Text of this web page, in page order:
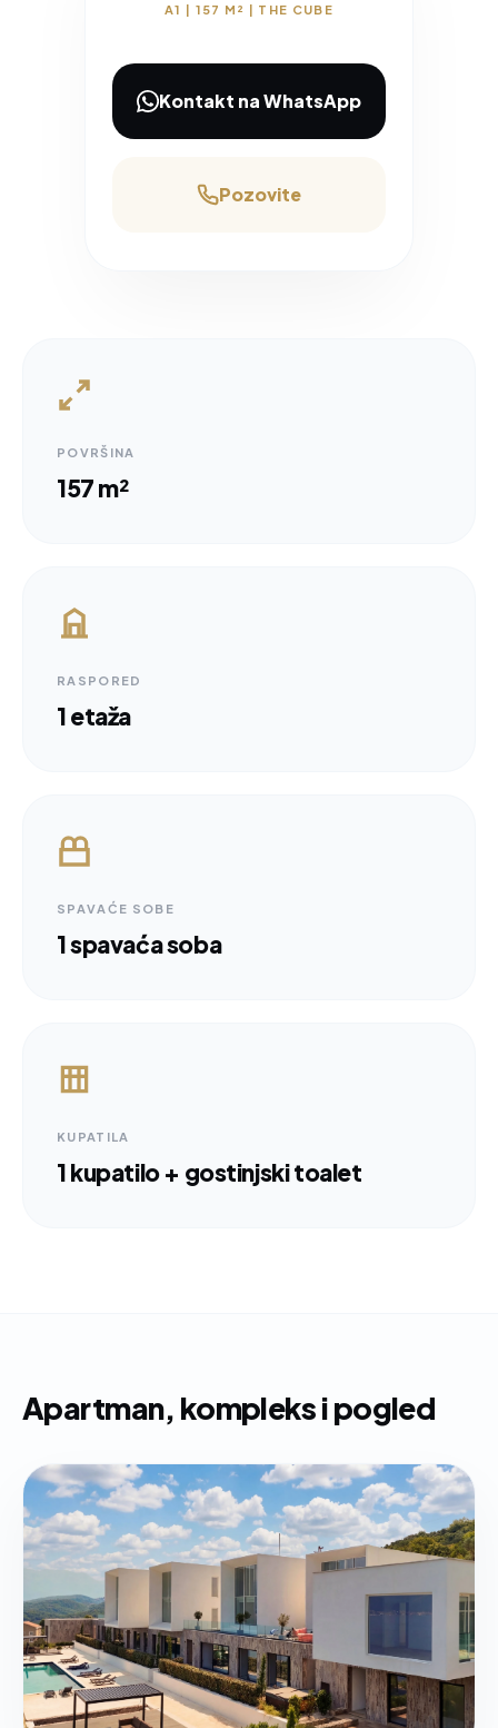
A1 | 157 M² | THE CUBE
Kontakt na WhatsApp
Pozovite
POVRŠINA
157 m²
RASPORED
1 etaža
SPAVAĆE SOBE
1 spavaća soba
KUPATILA
1 kupatilo + gostinjski toalet
Apartman, kompleks i pogled